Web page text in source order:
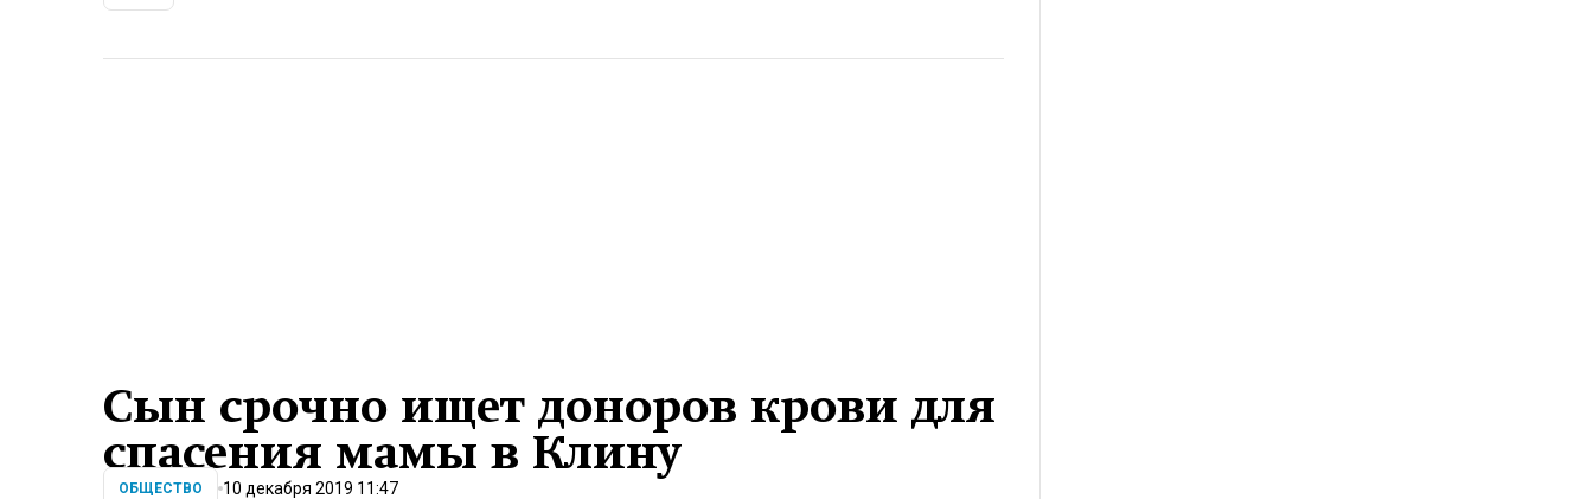
Сын срочно ищет доноров крови для
спасения мамы в Клину
ОБЩЕСТВО 10 декабря 2019 11:47